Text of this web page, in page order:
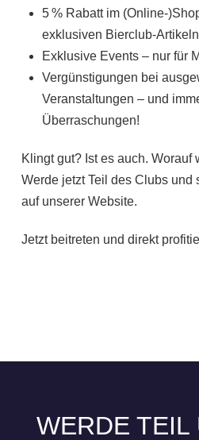
5 % Rabatt im (Online-
exklusiven Bierclub-Artikeln
Exklusive Events – nur für
Vergünstigungen bei
Veranstaltungen – und
Überraschungen!
Klingt gut? Ist es auch. Worauf
Werde jetzt Teil des Clubs und
auf unserer Website.
Jetzt beitreten und direkt
WERDE TEIL